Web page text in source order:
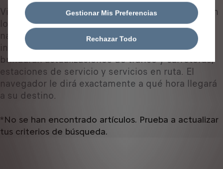
Viajar por caminos desconocidos es más fácil con
los sistemas de navegación. Los sistemas de
navegación no sólo le proporcionarán las
indicaciones paso a paso, sino que también le
brindarán actualizaciones de tráfico y carreteras,
estaciones de servicio y servicios en ruta. El
navegador le dirá exactamente a qué hora llegará
a su destino.
*No se han encontrado artículos. Prueba a actualizar
tus criterios de búsqueda.
Gestionar Mis Preferencias
Rechazar Todo